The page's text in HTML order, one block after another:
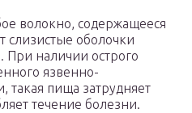
волокно, содержащееся
слизистые оболочки
При наличии острого
язвенно-
такая пища затрудняет
течение болезни.